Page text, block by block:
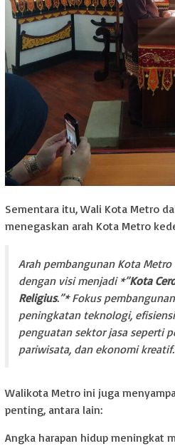
Sementara itu, Wali Kota Metro
menegaskan arah Kota Metro
Arah pembangunan Kota
dengan visi menjadi *”Kota
Religius.”* Fokus
peningkatan teknologi,
penguatan sektor jasa seperti
pariwisata, dan ekonomi
Walikota Metro ini juga
penting, antara lain:
Angka harapan hidup meningkat